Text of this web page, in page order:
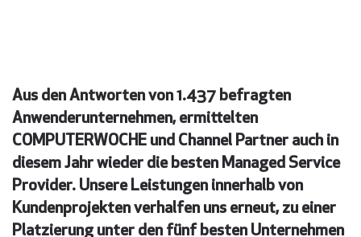
Aus den Antworten von 1.437 befragten
Anwenderunternehmen, ermittelten
COMPUTERWOCHE und Channel Partner auch in
diesem Jahr wieder die besten Managed Service
Provider. Unsere Leistungen innerhalb von
Kundenprojekten verhalfen uns erneut, zu einer
Platzierung unter den fünf besten Unternehmen